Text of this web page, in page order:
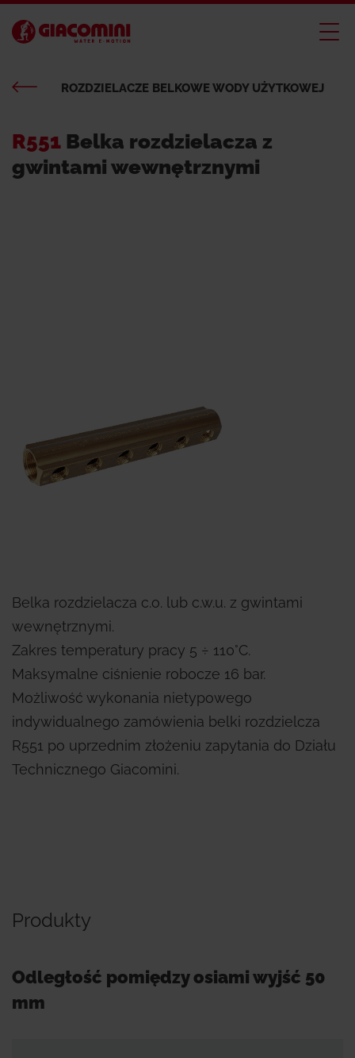
ROZDZIELACZE BELKOWE WODY UŻYTKOWEJ
R551 Belka rozdzielacza z
gwintami wewnętrznymi
Belka rozdzielacza c.o. lub c.w.u. z gwintami
wewnętrznymi.
Zakres temperatury pracy 5 ÷ 110°C.
Maksymalne ciśnienie robocze 16 bar.
Możliwość wykonania nietypowego
indywidualnego zamówienia belki rozdzielcza
R551 po uprzednim złożeniu zapytania do Działu
Technicznego Giacomini.
Produkty
Odległość pomiędzy osiami wyjść 50
mm